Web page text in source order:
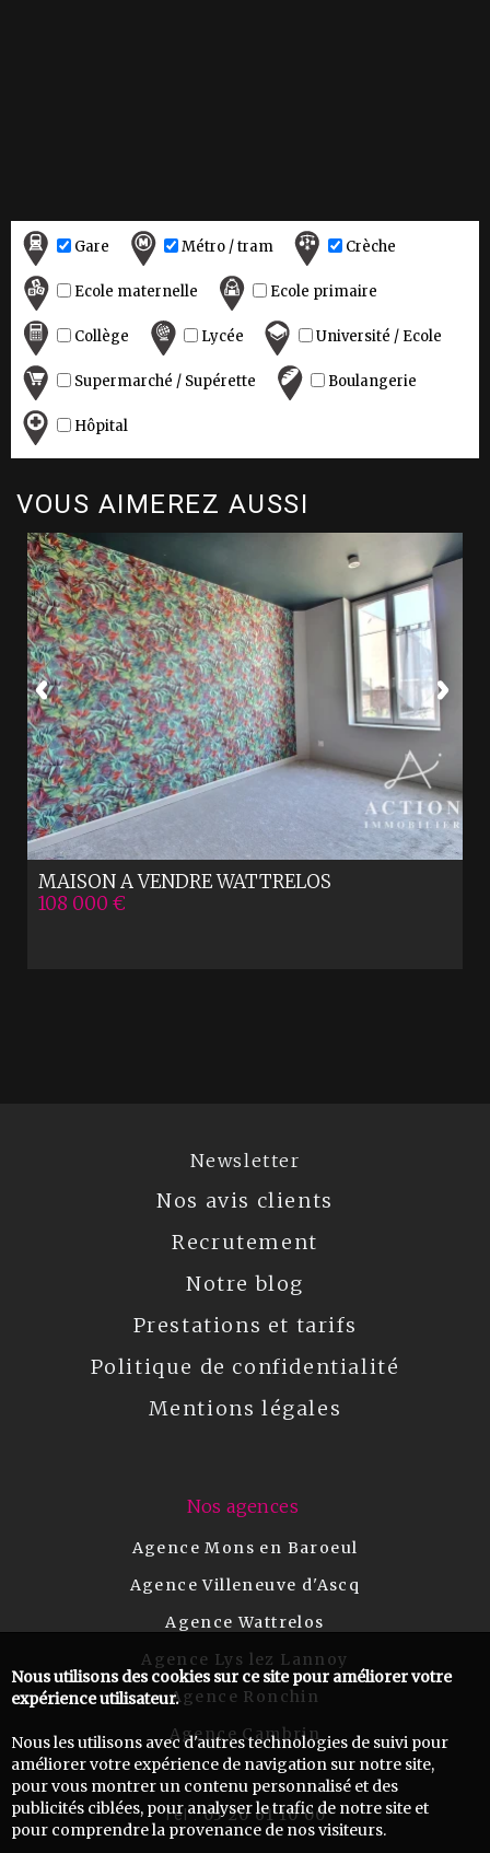
Gare Métro / tram Crèche
Ecole maternelle Ecole primaire
Collège Lycée Université / Ecole
Supermarché / Supérette Boulangerie
Hôpital
VOUS AIMEREZ AUSSI
MAISON A VENDREWATTRELOS
108 000 €
Newsletter
Nos avis clients
Recrutement
Notre blog
Prestations et tarifs
Politique de confidentialité
Mentions légales
Nos agences
Agence Mons en Baroeul
Agence Villeneuve d'Ascq
Agence Wattrelos
Agence Lys lez Lannoy
Agence Ronchin
Agence Cambrin
Tel :03 20 61 10 00
Nous utilisons des cookies sur ce site pour améliorer votre
expérience utilisateur.
Nous les utilisons avec d'autres technologies de suivi pour
améliorer votre expérience de navigation sur notre site,
pour vous montrer un contenu personnalisé et des
publicités ciblées, pour analyser le trafic de notre site et
pour comprendre la provenance de nos visiteurs.